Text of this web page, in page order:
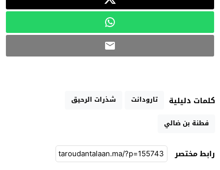
كلمات دليلية تارودانت
شذرات الرحيق
فطنة بن ضالي
رابط مختصر